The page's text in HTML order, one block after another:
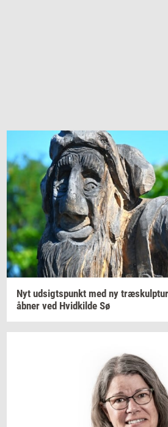
Nyt ud­sigts­punkt med ny træskul­p­tur
åbner ved Hvid­kil­de Sø